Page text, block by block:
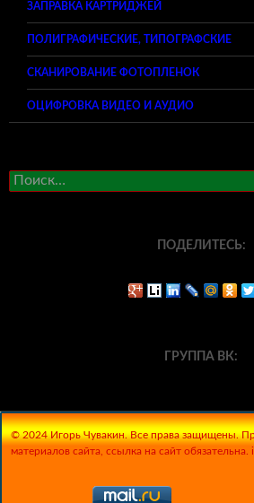
ЗАПРАВКА КАРТРИДЖЕЙ
ПОЛИГРАФИЧЕСКИЕ, ТИПОГРАФСКИЕ
СКАНИРОВАНИЕ ФОТОПЛЕНОК
ОЦИФРОВКА ВИДЕО И АУДИО
Найти:
ПОДЕЛИТЕСЬ:
ГРУППА ВК:
© 2024 Игорь Чувакин. Все права защищены.
материалов сайта, ссылка на сайт обязательна.